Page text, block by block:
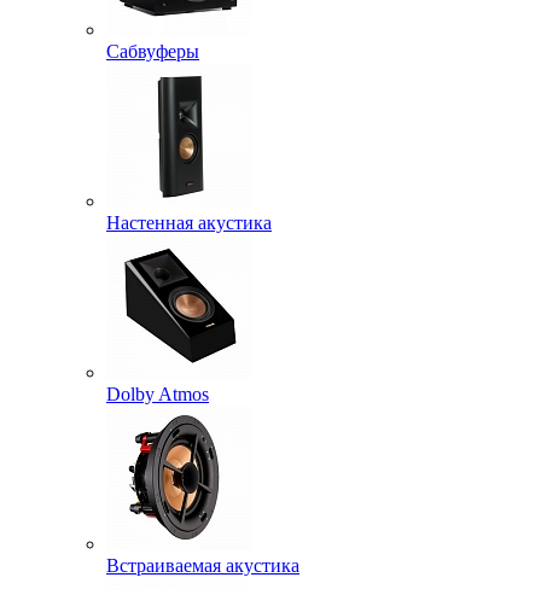
Сабвуферы
Настенная акустика
Dolby Atmos
Встраиваемая акустика